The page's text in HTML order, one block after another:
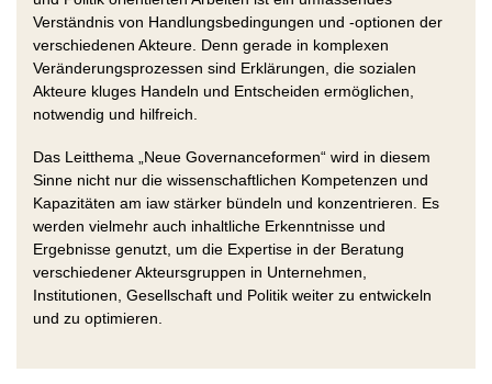
Verständnis von Handlungsbedingungen und -optionen der
verschiedenen Akteure. Denn gerade in komplexen
Veränderungsprozessen sind Erklärungen, die sozialen
Akteure kluges Handeln und Entscheiden ermöglichen,
notwendig und hilfreich.
Das Leitthema „Neue Governanceformen“ wird in diesem
Sinne nicht nur die wissenschaftlichen Kompetenzen und
Kapazitäten am iaw stärker bündeln und konzentrieren. Es
werden vielmehr auch inhaltliche Erkenntnisse und
Ergebnisse genutzt, um die Expertise in der Beratung
verschiedener Akteursgruppen in Unternehmen,
Institutionen, Gesellschaft und Politik weiter zu entwickeln
und zu optimieren.